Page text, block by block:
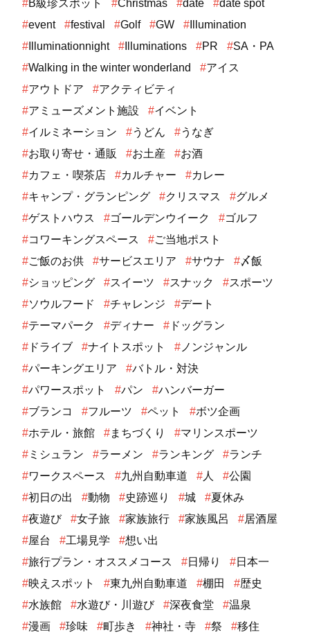
#B級珍スポット #Christmas #date #date spot
#event #festival #Golf #GW # Illumination
# Illuminationnight # Illuminations #PR #SA・PA
#Walking in the winter wonderland #アイス
#アウトドア #アクティビティ
#アミューズメント施設 #イベント
#イルミネーション #うどん #うなぎ
#お取り寄せ・通販 #お土産 #お酒
#カフェ・喫茶店 #カルチャー #カレー
#キャンプ・グランピング #クリスマス #グルメ
#ゲストハウス #ゴールデンウイーク #ゴルフ
#コワーキングスペース #ご当地ポスト
#ご飯のお供 #サービスエリア #サウナ #〆飯
#ショッピング #スイーツ #スナック #スポーツ
#ソウルフード #チャレンジ #デート
#テーマパーク #ディナー # ドッグラン
# ドライブ #ナイトスポット # ノンジャンル
#パーキングエリア #バトル・対決
#パワースポット #パン #ハンバーガー
#ブランコ #フルーツ #ペット #ボツ企画
#ホテル・旅館 #まちづくり #マリンスポーツ
# ミシュラン #ラーメン #ランキング #ランチ
#ワークスペース #九州自動車道 #人 #公園
#初日の出 #動物 #史跡巡り #城 #夏休み
#夜遊び #女子旅 #家族旅行 #家族風呂 #居酒屋
#屋台 #工場見学 #想い出
#旅行プラン・オススメコース #日帰り #日本一
#映えスポット #東九州自動車道 #棚田 #歴史
#水族館 #水遊び・川遊び #深夜食堂 #温泉
#漫画 #珍味 #町歩き #神社・寺 #祭 #移住